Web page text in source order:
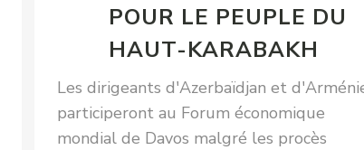
POUR LE PEUPLE DU
HAUT-KARABAKH
Les dirigeants d'Azerbaïdjan et
participeront au Forum économique
mondial de Davos malgré les procès